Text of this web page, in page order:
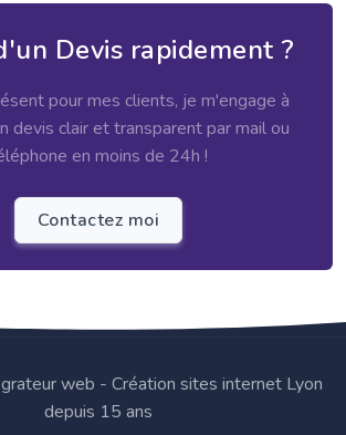
Devis rapidement ?
pour mes clients, je m'engage à
devis clair et transparent par mail ou
en moins de 24h !
Contactez moi
web - Création sites internet Lyon
depuis 15 ans